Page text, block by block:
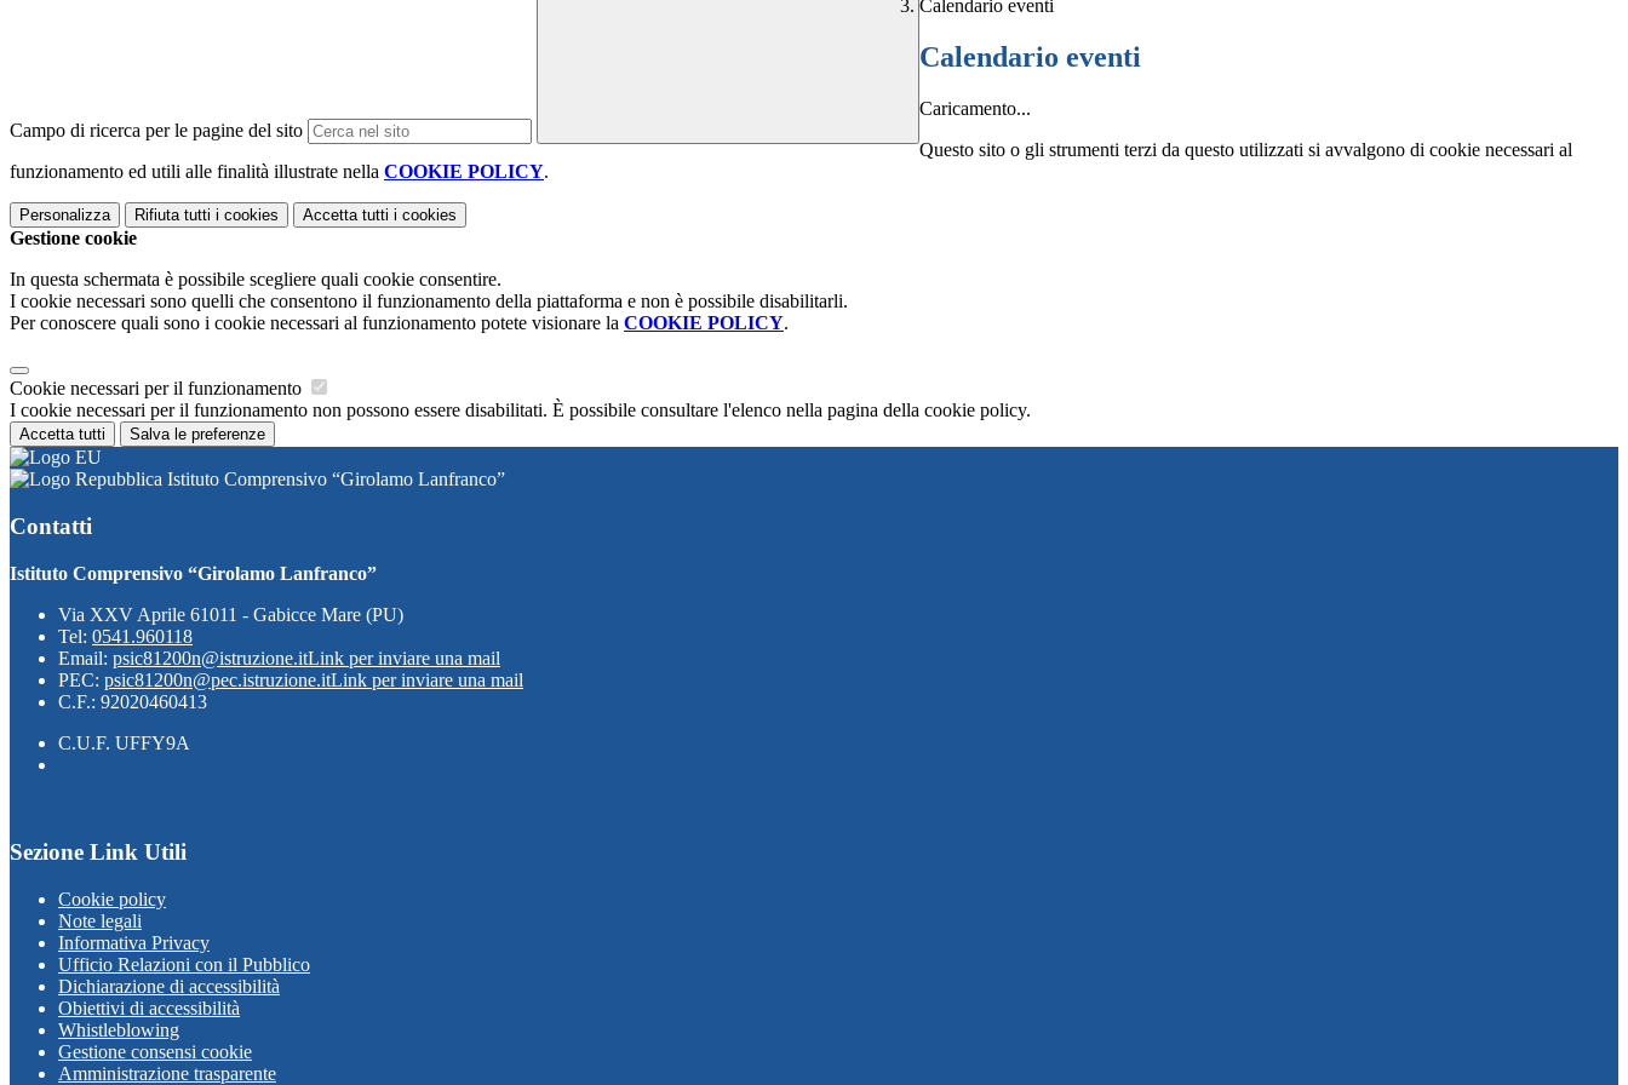
Campo di ricerca per le pagine del sito
Calendario eventi
Calendario eventi
Caricamento...
Questo sito o gli strumenti terzi da questo utilizzati si avvalgono di cookie necessari al
funzionamento ed utili alle finalità illustrate nella COOKIE POLICY.
Personalizza Rifiuta tutti i cookies Accetta tutti i cookies
Gestione cookie
In questa schermata è possibile scegliere quali cookie consentire.
I cookie necessari sono quelli che consentono il funzionamento della piattaforma e non è possibile disabilitarli.
Per conoscere quali sono i cookie necessari al funzionamento potete visionare la COOKIE POLICY.
Cookie necessari per il funzionamento
I cookie necessari per il funzionamento non possono essere disabilitati. È possibile consultare l'elenco nella pagina della cookie policy.
Accetta tutti Salva le preferenze
Istituto Comprensivo “Girolamo Lanfranco”
Contatti
Istituto Comprensivo “Girolamo Lanfranco”
Via XXV Aprile 61011 - Gabicce Mare (PU)
Tel: 0541.960118
Email: psic81200n@istruzione.itLink per inviare una mail
PEC: psic81200n@pec.istruzione.itLink per inviare una mail
C.F.: 92020460413
C.U.F. UFFY9A
Sezione Link Utili
Cookie policy
Note legali
Informativa Privacy
Ufficio Relazioni con il Pubblico
Dichiarazione di accessibilità
Obiettivi di accessibilità
Whistleblowing
Gestione consensi cookie
Amministrazione trasparente